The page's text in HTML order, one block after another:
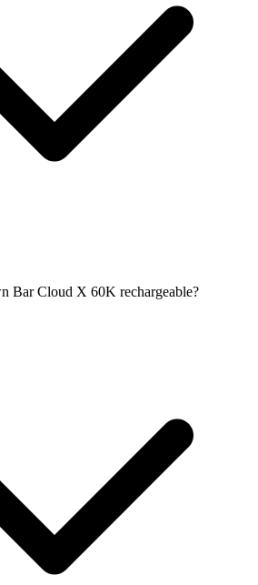
Bar Cloud X 60K rechargeable?